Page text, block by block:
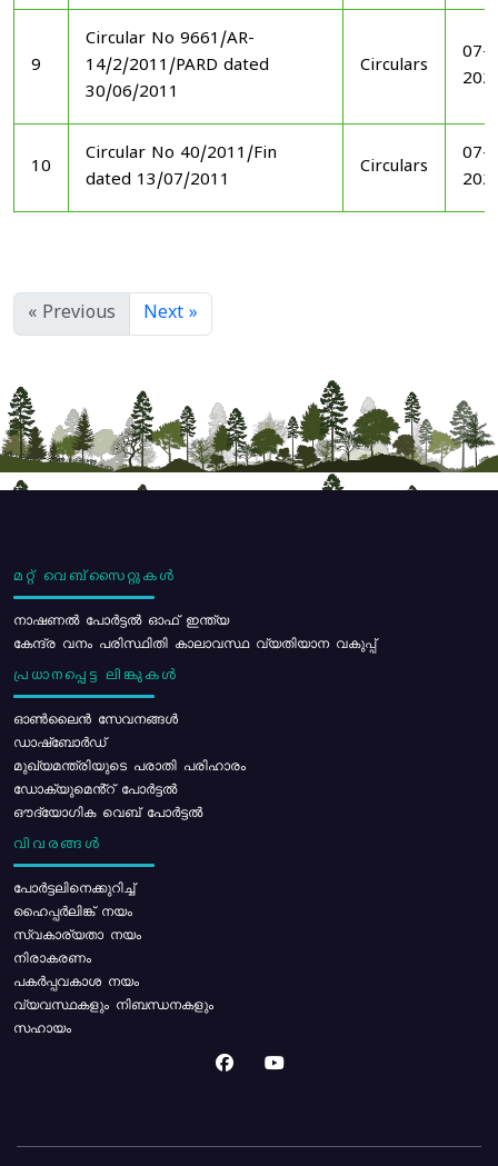
9
Circular No 9661/AR-
14/2/2011/PARD dated
30/06/2011
Circulars
07-
10
Circular No 40/2011/Fin
dated 13/07/2011
Circulars
07-
« Previous Next »
മറ്റ് വെബ്സൈറ്റുകൾ
നാഷണൽ പോർട്ടൽ ഓഫ് ഇന്ത്യ
കേന്ദ്ര വനം പരിസ്ഥിതി കാലാവസ്ഥ വ്യതിയാന വകുപ്പ്
പ്രധാനപ്പെട്ട ലിങ്കുകൾ
ഓൺലൈൻ സേവനങ്ങൾ
ഡാഷ്ബോർഡ്
മുഖ്യമന്ത്രിയുടെ പരാതി പരിഹാരം
ഡോക്യുമെൻ്റ് പോർട്ടൽ
ഔദ്യോഗിക വെബ് പോർട്ടൽ
വിവരങ്ങൾ
പോര്‍ട്ടലിനെക്കുറിച്ച്
ഹൈപ്പർലിങ്ക് നയം
സ്വകാര്യതാ നയം
നിരാകരണം
പകർപ്പവകാശ നയം
വ്യവസ്ഥകളും നിബന്ധനകളും
സഹായം